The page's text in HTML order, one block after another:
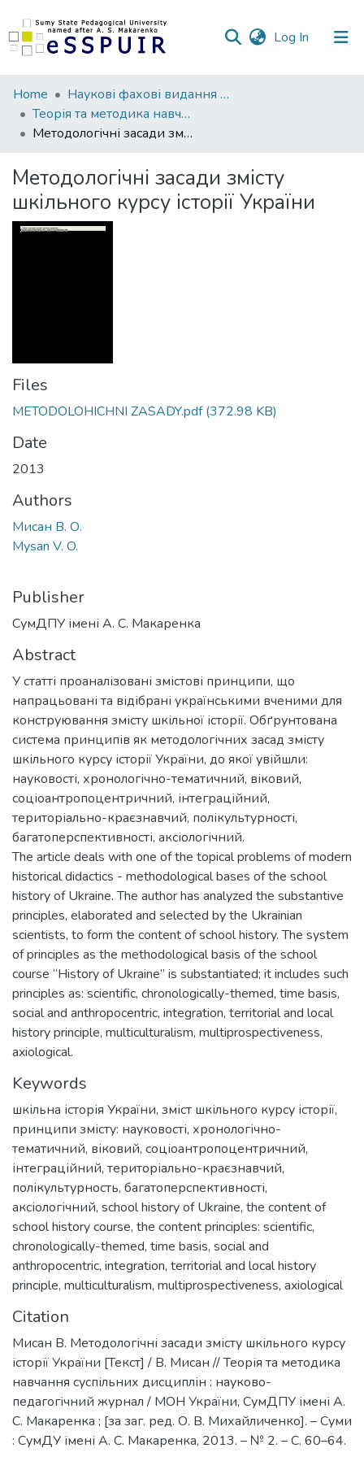
Log In (current)
Communities
&
Collections
Statistics
Home
Наукові фахові видання СумДПУ
Теорія та методика навчання суспільних дисциплін
Методологічні засади змісту шкільного курсу історії України
Методологічні засади змісту
шкільного курсу історії України
Files
METODOLOHICHNI ZASADY.pdf(372.98 KB)
Date
2013
Authors
Мисан В. О.
Mysan V. O.
Publisher
СумДПУ імені А. С. Макаренка
Abstract
У статті проаналізовані змістові принципи, що
напрацьовані та відібрані українськими вченими для
конструювання змісту шкільної історії. Обґрунтована
система принципів як методологічних засад змісту
шкільного курсу історії України, до якої увійшли:
науковості, хронологічно-тематичний, віковий,
соціоантропоцентричний, інтеграційний,
територіально-краєзнавчий, полікультурності,
багатоперспективності, аксіологічний.
The article deals with one of the topical problems of modern
historical didactics - methodological bases of the school
history of Ukraine. The author has analyzed the substantive
principles, elaborated and selected by the Ukrainian
scientists, to form the content of school history. The system
of principles as the methodological basis of the school
course “History of Ukraine” is substantiated; it includes such
principles as: scientific, chronologically-themed, time basis,
social and anthropocentric, integration, territorial and local
history principle, multiculturalism, multiprospectiveness,
axiological.
Keywords
шкільна історія України, зміст шкільного курсу історії,
принципи змісту: науковості, хронологічно-
тематичний, віковий, соціоантропоцентричний,
інтеграційний, територіально-краєзнавчий,
полікультурность, багатоперспективності,
аксіологічний, school history of Ukraine, the content of
school history course, the content principles: scientific,
chronologically-themed, time basis, social and
anthropocentric, integration, territorial and local history
principle, multiculturalism, multiprospectiveness, axiological
Citation
Мисан В. Методологічні засади змісту шкільного курсу
історії України [Текст] / В. Мисан // Теорія та методика
навчання суспільних дисциплін : науково-
педагогічний журнал / МОН України, СумДПУ імені А.
С. Макаренка ; [за заг. ред. О. В. Михайличенко]. – Суми
: СумДУ імені А. С. Макаренка, 2013. – № 2. – С. 60–64.